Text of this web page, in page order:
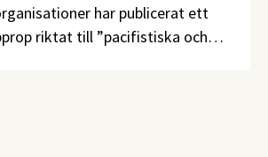
har publicerat ett
riktat till ”pacifistiska och